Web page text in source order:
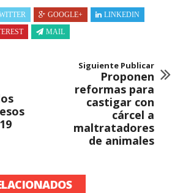
GOOGLE+
LINKEDIN
MAIL
Siguiente Publicar
Proponen
reformas para
castigar con
cárcel a
maltratadores
de animales